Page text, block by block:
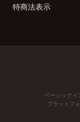
特商法表示
ベーシックイ
プラットフ